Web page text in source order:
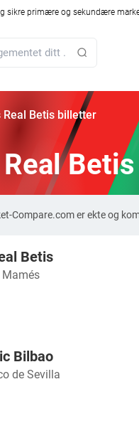
sikre primære og sekundære
Betis billetter
Compare.com er ekte og
Betis
Mamés
Bilbao
de Sevilla